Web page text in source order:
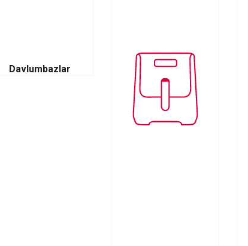
Davlumbazlar